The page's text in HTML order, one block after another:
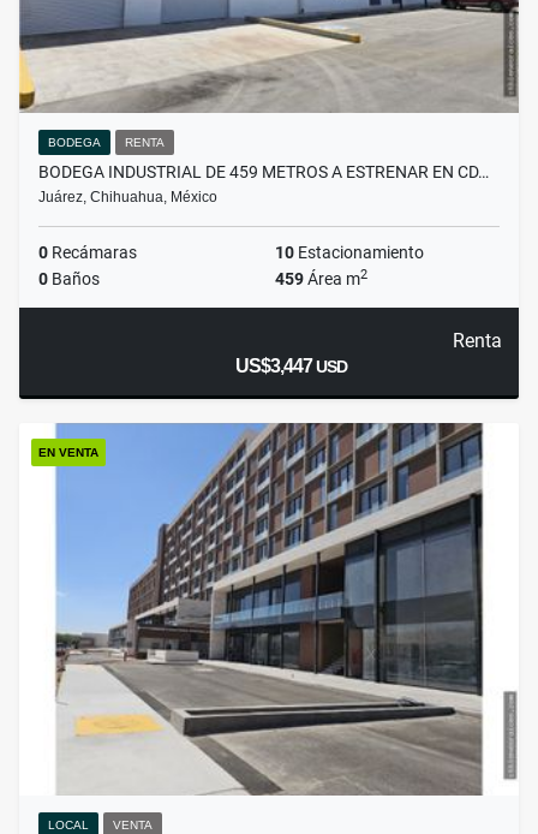
BODEGA RENTA
BODEGA INDUSTRIAL DE 459 METROS A ESTRENAR EN CD…
Juárez, Chihuahua, México
0 Recámaras 10 Estacionamiento
0 Baños 459Área m2
Renta
US$3,447USD
EN VENTA
LOCAL VENTA